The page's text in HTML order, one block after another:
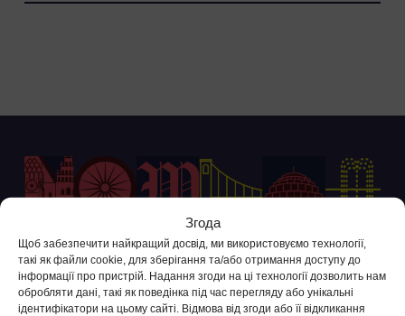
Згода
Щоб забезпечити найкращий досвід, ми використовуємо технології,
такі як файли cookie, для зберігання та/або отримання доступу до
інформації про пристрій. Надання згоди на ці технології дозволить нам
обробляти дані, такі як поведінка під час перегляду або унікальні
ідентифікатори на цьому сайті. Відмова від згоди або її відкликання
Контакт Служби Підтримки
+48 71 738 11 11